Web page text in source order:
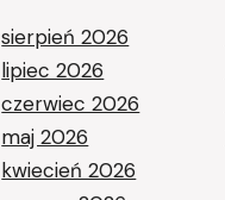
sierpień 2026
lipiec 2026
czerwiec 2026
maj 2026
kwiecień 2026